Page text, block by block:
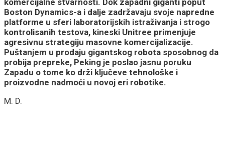
komercijalne stvarnosti. Dok zapadni giganti poput
Boston Dynamics-a i dalje zadržavaju svoje napredne
platforme u sferi laboratorijskih istraživanja i strogo
kontrolisanih testova, kineski Unitree primenjuje
agresivnu strategiju masovne komercijalizacije.
Puštanjem u prodaju gigantskog robota sposobnog da
probija prepreke, Peking je poslao jasnu poruku
Zapadu o tome ko drži ključeve tehnološke i
proizvodne nadmoći u novoj eri robotike.
M. D.